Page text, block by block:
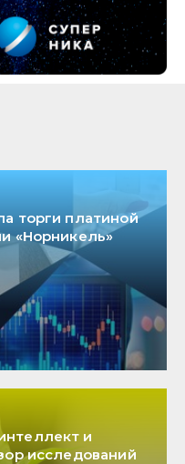
торги платиной
«Норникель»
и
исследований